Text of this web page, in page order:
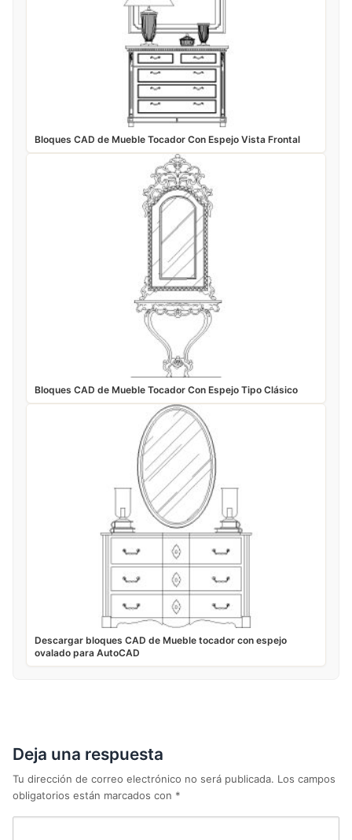
Bloques CAD de Mueble Tocador Con Espejo Vista Frontal
Bloques CAD de Mueble Tocador Con Espejo Tipo Clásico
Descargar bloques CAD de Mueble tocador con espejo
ovalado para AutoCAD
Deja una respuesta
Tu dirección de correo electrónico no será publicada. Los campos
obligatorios están marcados con *